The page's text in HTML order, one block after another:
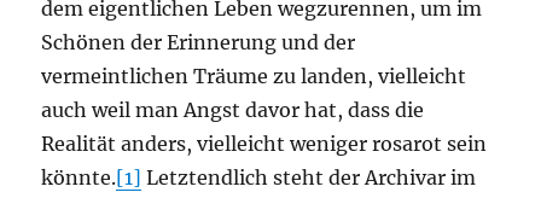
dem eigentlichen Leben wegzurennen, um im
Schönen der Erinnerung und der
vermeintlichen Träume zu landen, vielleicht
auch weil man Angst davor hat, dass die
Realität anders, vielleicht weniger rosarot sein
könnte.[1] Letztendlich steht der Archivar im